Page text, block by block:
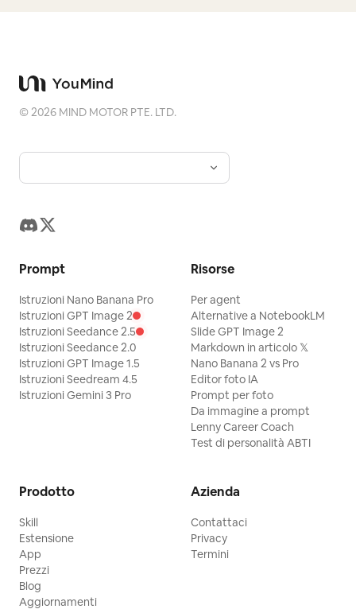
©2026 MIND MOTOR PTE. LTD.
Prompt
Istruzioni Nano Banana Pro
Istruzioni GPT Image 2
Istruzioni Seedance 2.5
Istruzioni Seedance 2.0
Istruzioni GPT Image 1.5
Istruzioni Seedream 4.5
Istruzioni Gemini 3 Pro
Risorse
Per agent
Alternative a NotebookLM
Slide GPT Image 2
Markdown in articolo 𝕏
Nano Banana 2 vs Pro
Editor foto IA
Prompt per foto
Da immagine a prompt
Lenny Career Coach
Test di personalità ABTI
Prodotto
Skill
Estensione
App
Prezzi
Blog
Aggiornamenti
Azienda
Contattaci
Privacy
Termini